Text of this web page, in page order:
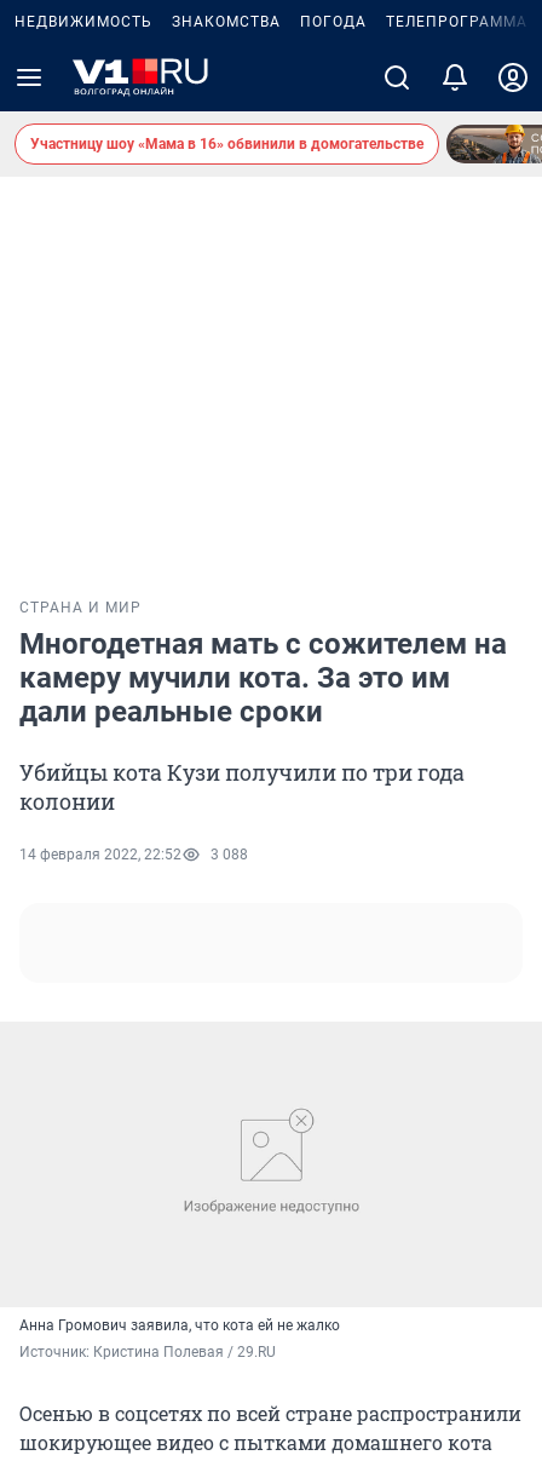
НЕДВИЖИМОСТЬ ЗНАКОМСТВА ПОГОДА ТЕЛЕПРОГРАММА
Участницу шоу «Мама в 16» обвинили в домогательстве
СТРАНА И МИР
Многодетная мать с сожителем на
камеру мучили кота. За это им
дали реальные сроки
Убийцы кота Кузи получили по три года
колонии
14 февраля 2022, 22:52 3 088
Анна Громович заявила, что кота ей не жалко
Источник: Кристина Полевая / 29.RU
Осенью в соцсетях по всей стране распространили
шокирующее видео с пытками домашнего кота